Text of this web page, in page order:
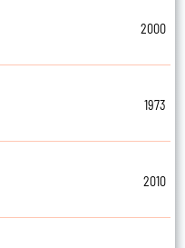
2000
1973
2010